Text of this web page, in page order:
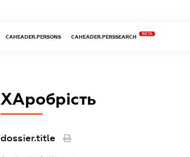
CAHEADER.PERSONS CAHEADER.PERSSEARCH
BETA
ХАробрість
dossier.title